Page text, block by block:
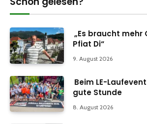
„Es braucht mehr
Pfiat Di“
9. August 2026
Beim LE-
gute Stunde
8. August 2026